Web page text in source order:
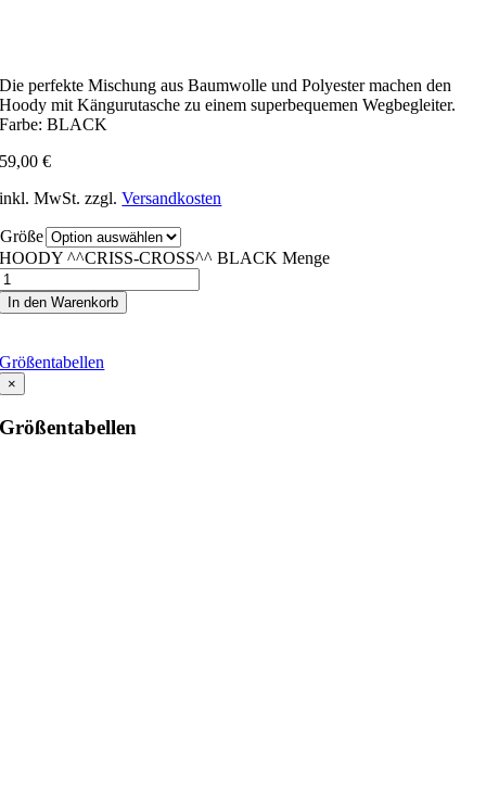
Die perfekte Mischung aus Baumwolle und Polyester machen den
Hoody mit Kängurutasche zu einem superbequemen Wegbegleiter.
Farbe: BLACK
59,00€
inkl. MwSt. zzgl.Versandkosten
Größe
HOODY ^^CRISS-CROSS^^ BLACK Menge
In den Warenkorb
Größentabellen
×
Größentabellen